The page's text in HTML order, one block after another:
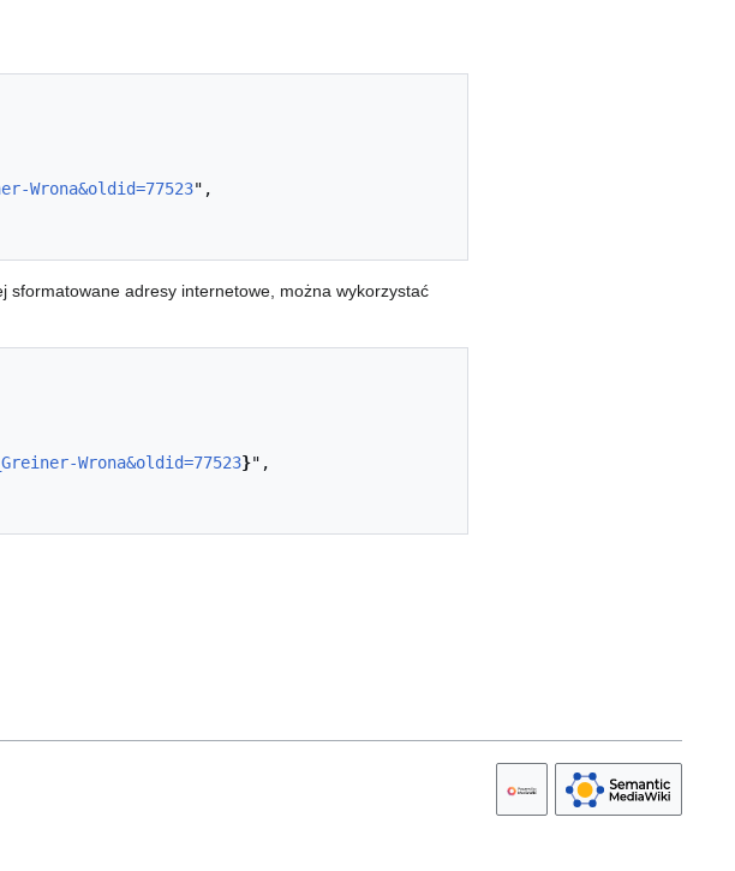
Wrona&oldid=77523",
sformatowane adresy internetowe, można wykorzystać
Wrona&oldid=77523}",